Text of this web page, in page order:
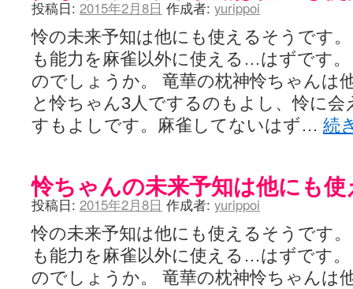
投稿日: 2015年2月8日 作成者: yurippoi
怜の未来予知は他にも使えるそうです
も能力を麻雀以外に使える…はずです
のでしょうか。 竜華の枕神怜ちゃんは
と怜ちゃん3人でするのもよし、怜に
すもよしです。麻雀してないはず… 続
怜ちゃんの未来予知は他にも
投稿日: 2015年2月8日 作成者: yurippoi
怜の未来予知は他にも使えるそうです
も能力を麻雀以外に使える…はずです
のでしょうか。 竜華の枕神怜ちゃんは